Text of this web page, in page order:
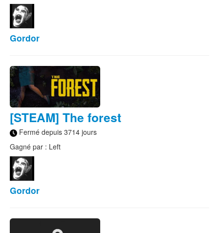
Gordor
[STEAM] The forest
Fermé depuis 3714 jours
Gagné par : Left
Gordor